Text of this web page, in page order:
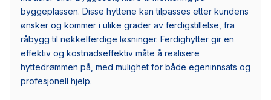
byggeplassen. Disse hyttene kan tilpasses etter kundens
ønsker og kommer i ulike grader av ferdigstillelse, fra
råbygg til nøkkelferdige løsninger. Ferdighytter gir en
effektiv og kostnadseffektiv måte å realisere
hyttedrømmen på, med mulighet for både egeninnsats og
profesjonell hjelp.